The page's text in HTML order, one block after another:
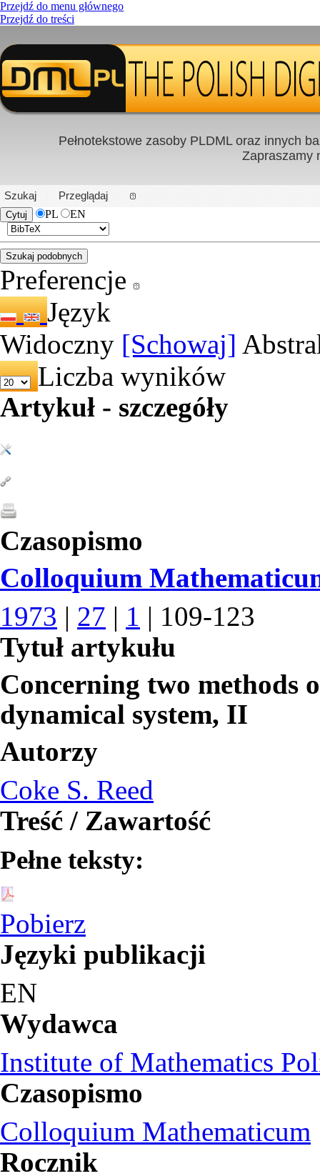
Przejdź do menu głównego
Przejdź do treści
PL|EN
Pełnotekstowe zasoby PLDML oraz innych
Zapraszamy
Szukaj
Przeglądaj
PL
EN
Preferencje
Język
Widoczny [Schowaj]
Liczba wyników
Artykuł - szczegóły
Czasopismo
Colloquium
1973 | 27 | 1 | 109-123
Tytuł artykułu
Concerning two methods
dynamical system, II
Autorzy
Coke S. Reed
Treść / Zawartość
Pełne teksty:
Pobierz
Języki publikacji
EN
Wydawca
Institute of Mathematics
Czasopismo
Colloquium Mathematicum
Rocznik